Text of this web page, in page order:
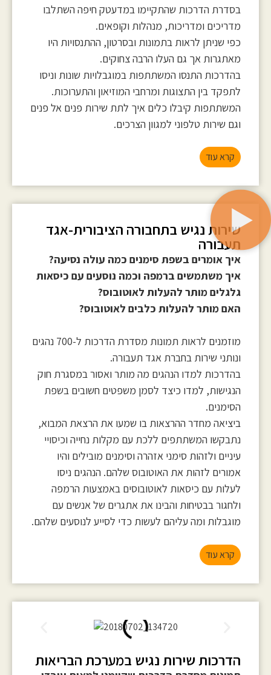
בסדרת הדרכות שהתקיימו במדעטק חיפה השתלבו
מדריכים ומדריכות, מנהלות וקופאים.
כפי שניתן לראות בתמונות ובסרטון, ההתנסויות היו
מאתגרות אך גם העלו הרבה צחוקים.
בהדרכות התנסו המשתתפות במוגבלויות שונות וניסו
לתפקד בין התצוגות ומרחבי המוזיאון והתערוכות.
המשתתפות קיבלו כלים איך לתת שירות פנים אל פנים
וגם שירות טלפוני למגוון הצרכים.
קרא עוד
שירות נגיש בתחבורה הציבורית-אגד
תעבורה
איך אומרים בשפת סימנים כמה עולה נסיעה?
איך משתמשים ברמפה וכמה נוסעים עם כיסאות
גלגלים מותר להעלות לאוטובוס?
האם מותר להעלות כלבים לאוטובוס?
מוזמנים לראות תמונות מסדרת הדרכות ל-700 נהגים
ונותני שירות בחברת אגד תעבורה.
בהדרכות למדו הנהגים מה מותר ואסור במסגרת חוק
הנגישות, למדו כיצד לסמן משפטים חשובים בשפת
הסימנים.
ביציאה מחדר ההרצאות בו שמעו את הרצאת המבוא,
נתבקשו המשתתפים ללכת עם מקלות נחייה וכיסויי
עיניים ולזהות סימני אזהרה וסימנים מובילים והיו
אמורים לזהות את האוטובוס שלהם. הנהגים ניסו
לעלות עם כיסאות לאוטובוסים באמצעות הרמפה
ולחגור בבטיחות והבינו את אתגרים של אנשים עם
מוגבלות ומה עליהם לעשות כדי לסייע לנוסעים שלהם.
קרא עוד
הדרכות שירות נגיש במערכת הבריאות